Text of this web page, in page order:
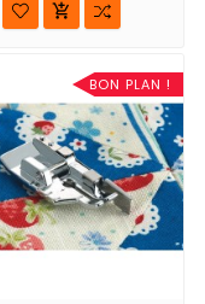

BON PLAN !